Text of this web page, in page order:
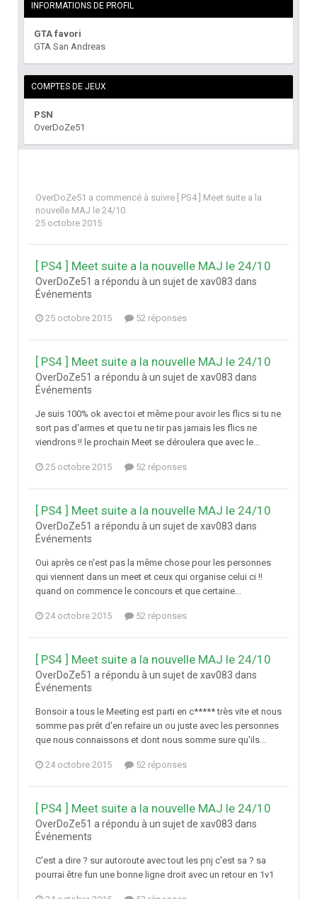
INFORMATIONS DE PROFIL
GTA favori
GTA San Andreas
COMPTES DE JEUX
PSN
OverDoZe51
OverDoZe51 a commencé à suivre
[ PS4 ] Meet suite a la
nouvelle MAJ le 24/10
25 octobre 2015
[ PS4 ] Meet suite a la nouvelle MAJ le 24/10
OverDoZe51 a répondu à un sujet de xav083 dans
Événements
25 octobre 2015 52 réponses
[ PS4 ] Meet suite a la nouvelle MAJ le 24/10
OverDoZe51 a répondu à un sujet de xav083 dans
Événements
Je suis 100% ok avec toi et même pour avoir les flics si tu ne
sort pas d'armes et que tu ne tir pas jamais les flics ne
viendrons !! le prochain Meet se déroulera que avec le...
25 octobre 2015 52 réponses
[ PS4 ] Meet suite a la nouvelle MAJ le 24/10
OverDoZe51 a répondu à un sujet de xav083 dans
Événements
Oui après ce n'est pas la même chose pour les personnes
qui viennent dans un meet et ceux qui organise celui ci !!
quand on commence le concours et que certaine...
24 octobre 2015 52 réponses
[ PS4 ] Meet suite a la nouvelle MAJ le 24/10
OverDoZe51 a répondu à un sujet de xav083 dans
Événements
Bonsoir a tous le Meeting est parti en c***** très vite et nous
somme pas prêt d'en refaire un ou juste avec les personnes
que nous connaissons et dont nous somme sure qu'ils...
24 octobre 2015 52 réponses
[ PS4 ] Meet suite a la nouvelle MAJ le 24/10
OverDoZe51 a répondu à un sujet de xav083 dans
Événements
C'est a dire ? sur autoroute avec tout les pnj c'est sa ? sa
pourrai être fun une bonne ligne droit avec un retour en 1v1